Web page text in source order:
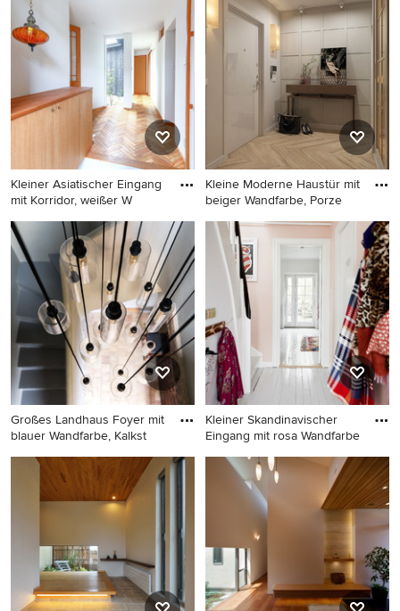
Foyer mit beiger Wandfarbe,
hellem Holzboden, Einzeltür,
weißer Haustür und
eingelassener Decke
Haustür mit beiger
Wandfarbe, Einzeltür und
dunkler Holzhaustür in Kyoto
Kleiner Asiatischer Eingang
mit Korridor, weißer W
Kleiner Asiatischer Eingang
mit Korridor, weißer
Wandfarbe, Betonboden und
grauem Boden in Nagoya
Kleine Moderne Haustür mit
beiger Wandfarbe, Porze
Kleine Moderne Haustür mit
beiger Wandfarbe, Porzellan-
Bodenfliesen, Einzeltür und
beigem Boden in Sonstige
Großes Landhaus Foyer mit
blauer Wandfarbe, Kalkst
Großes Landhaus Foyer mit
blauer Wandfarbe, Kalkstein,
Drehtür und beigem Boden
Kleiner Skandinavischer
Eingang mit rosa Wandfarbe
Kleiner Skandinavischer
Eingang mit rosa Wandfarbe,
gebeiztem Holzboden und
weißem Boden in Aarhus